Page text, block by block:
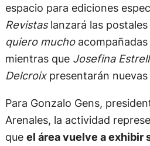
espacio para ediciones
Revistaslanzará las postales
quiero mucho
mientras que Josefina
Delcroixpresentarán
Para Gonzalo Gens,
Arenales, la actividad
que el área vuelve a exhibir